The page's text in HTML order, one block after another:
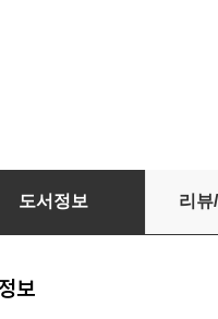
인 조직 운영 가이드북: 업
도서정보 리뷰
보